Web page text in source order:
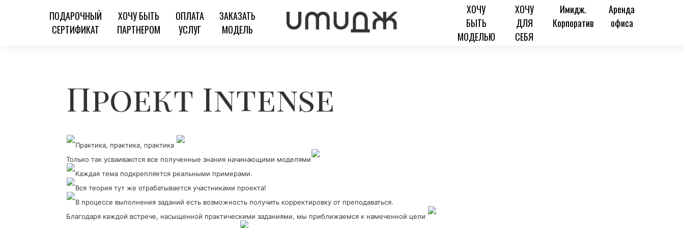
ПОДАРОЧНЫЙ
СЕРТИФИКАТ
ХОЧУ БЫТЬ
ПАРТНЕРОМ
ОПЛАТА
УСЛУГ
ЗАКАЗАТЬ
МОДЕЛЬ
ХОЧУ
БЫТЬ
МОДЕЛЬЮ
ХОЧУ
ДЛЯ
СЕБЯ
Имидж.
Корпоратив
Аренда
офиса
Проект Intense
Практика, практика, практика
Только так усваиваются все полученные знания начинающими моделями
Каждая тема подкрепляется реальными примерами.
Вся теория тут же отрабатывается участниками проекта!
В процессе выполнения заданий есть возможность получить корректировку от преподаваться.
Благодаря каждой встрече, насыщенной практическими заданиями, мы приближаемся к намеченной цели